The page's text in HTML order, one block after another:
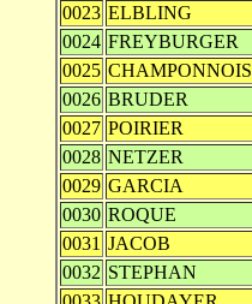
0023 ELBLING
0024 FREYBURGER
0025 CHAMPONNOIS
0026 BRUDER
0027 POIRIER
0028 NETZER
0029 GARCIA
0030 ROQUE
0031 JACOB
0032 STEPHAN